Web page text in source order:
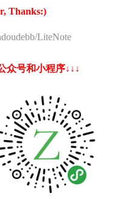
Thanks:)
LiteNote
众号和小程序↓↓↓